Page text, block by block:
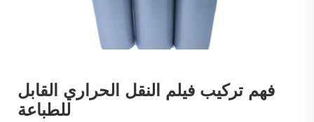
فهم تركيب فيلم النقل الحراري القابل
للطباعة